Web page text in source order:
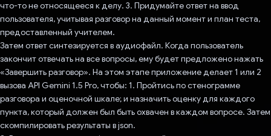
что-то не относящееся к делу. 3. Придумайте ответ на ввод
пользователя, учитывая разговор на данный момент и план теста,
предоставленный учителем.
Затем ответ синтезируется в аудиофайл. Когда пользователь
закончит отвечать на все вопросы, ему будет предложено нажать
«Завершить разговор». На этом этапе приложение делает 1 или 2
вызова API Gemini 1.5 Pro, чтобы: 1. Пройтись по стенограмме
разговора и оценочной шкале; и назначить оценку для каждого
пункта, который должен был быть охвачен в каждом вопросе. Затем
скомпилировать результаты в json.